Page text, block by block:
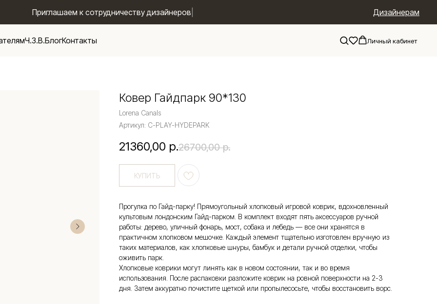
Дизайнерам
Приглашаем к сотрудничеству дизай|
Ч.З.В.БлогКонтакты Личный кабинет
Ковер Гайдпарк 90*130
Lorena Canals
Артикул: C-PLAY-HYDEPARK
21360,00 р.26700,00 р.
КУПИТЬ
Прогулка по Гайд-парку! Прямоугольный хлопковый игровой коврик, вдохновленный
культовым лондонским Гайд-парком. В комплект входят пять аксессуаров ручной
работы: дерево, уличный фонарь, мост, собака и лебедь — все они хранятся в
практичном хлопковом мешочке. Каждый элемент тщательно изготовлен вручную из
таких материалов, как хлопковые шнуры, бамбук и детали ручной отделки, чтобы
оживить парк.
Хлопковые коврики могут линять как в новом состоянии, так и во время
использования. После распаковки разложите коврик на ровной поверхности на 2-3
дня. Затем аккуратно почистите щеткой или пропылесосьте, чтобы восстановить ворс.